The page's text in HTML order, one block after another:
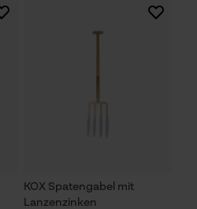
KOX Spatengabel mit
Lanzenzinken
Web Analytics Tool
Tracking
Startseite